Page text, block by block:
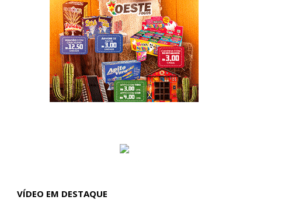
VÍDEO EM DESTAQUE